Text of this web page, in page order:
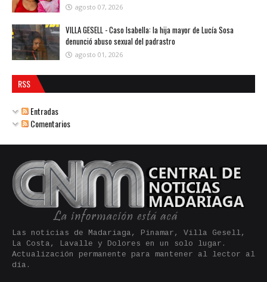
agosto 07, 2026
VILLA GESELL - Caso Isabella: la hija mayor de Lucía Sosa
denunció abuso sexual del padrastro
agosto 01, 2026
RSS
Entradas
Comentarios
Las noticias de Madariaga, Pinamar, Villa Gesell,
La Costa, Lavalle y Dolores en un solo lugar.
Actualización permanente para mantener al lector al
día.